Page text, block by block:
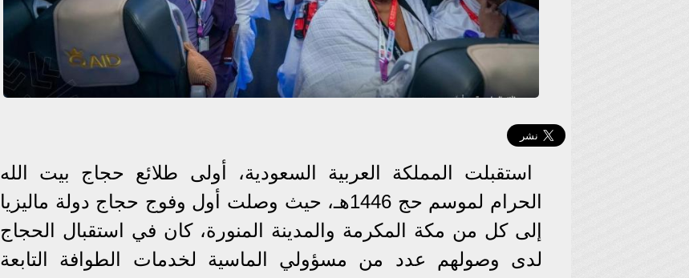
استقبلت المملكة العربية السعودية، أولى طلائع حجاج بيت الله
الحرام لموسم حج 1446هـ، حيث وصلت أول وفوج حجاج دولة ماليزيا
إلى كل من مكة المكرمة والمدينة المنورة، كان في استقبال الحجاج
لدى وصولهم عدد من مسؤولي الماسية لخدمات الطوافة التابعة